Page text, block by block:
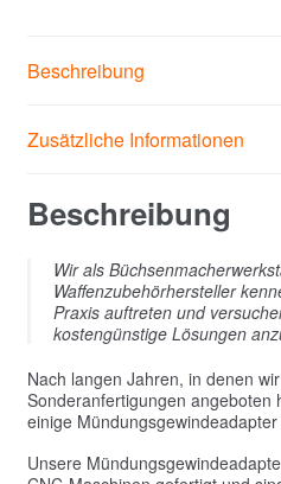
Beschreibung
Zusätzliche Informationen
Beschreibung
Wir als
Waffenzubehörhersteller
Praxis auftreten und
kostengünstige Lösungen
Nach langen Jahren, in denen
Sonderanfertigungen angeboten
einige
Unsere